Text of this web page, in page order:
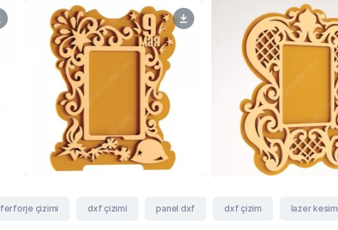
ferforje çizimi dxf çizimi panel dxf dxf çizim lazer kesim